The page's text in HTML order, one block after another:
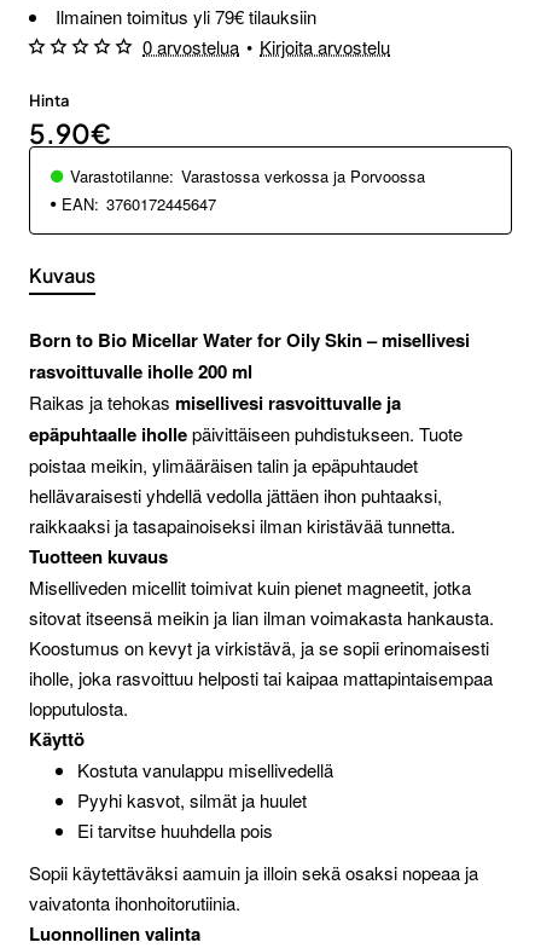
Ilmainen toimitus yli 79€ tilauksiin
0 arvostelua • Kirjoita arvostelu
Hinta
5.90€
Varastotilanne: Varastossa verkossa ja Porvoossa
EAN: 3760172445647
Kuvaus
Born to Bio Micellar Water for Oily Skin – misellivesi
rasvoittuvalle iholle 200 ml
Raikas ja tehokas misellivesi rasvoittuvalle ja
epäpuhtaalle ihollepäivittäiseen puhdistukseen. Tuote
poistaa meikin, ylimääräisen talin ja epäpuhtaudet
hellävaraisesti yhdellä vedolla jättäen ihon puhtaaksi,
raikkaaksi ja tasapainoiseksi ilman kiristävää tunnetta.
Tuotteen kuvaus
Miselliveden micellit toimivat kuin pienet magneetit, jotka
sitovat itseensä meikin ja lian ilman voimakasta hankausta.
Koostumus on kevyt ja virkistävä, ja se sopii erinomaisesti
iholle, joka rasvoittuu helposti tai kaipaa mattapintaisempaa
lopputulosta.
Käyttö
Kostuta vanulappu misellivedellä
Pyyhi kasvot, silmät ja huulet
Ei tarvitse huuhdella pois
Sopii käytettäväksi aamuin ja illoin sekä osaksi nopeaa ja
vaivatonta ihonhoitorutiinia.
Luonnollinen valinta